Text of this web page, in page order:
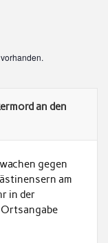
an den
gegen
am
in der